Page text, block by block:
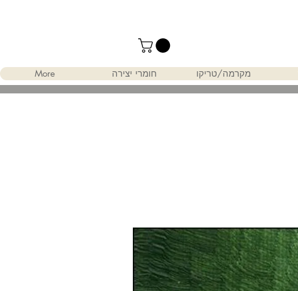
מקרמה/טריקו חומרי יצירה More